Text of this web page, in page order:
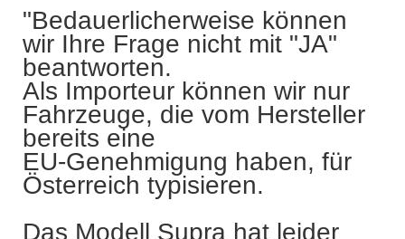
"Bedauerlicherweise können
wir Ihre Frage nicht mit "JA"
beantworten.
Als Importeur können wir nur
Fahrzeuge, die vom Hersteller
bereits eine
EU-Genehmigung haben, für
Österreich typisieren.
Das Modell Supra hat leider